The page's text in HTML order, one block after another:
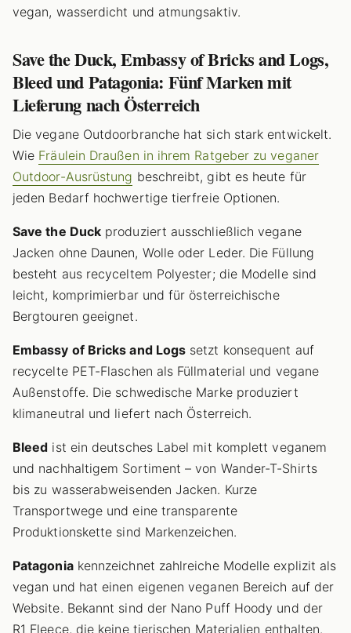
vegan, wasserdicht und atmungsaktiv.
Save the Duck, Embassy of Bricks and Logs,
Bleed und Patagonia: Fünf Marken mit
Lieferung nach Österreich
Die vegane Outdoorbranche hat sich stark entwickelt.
Wie Fräulein Draußen in ihrem Ratgeber zu veganer
Outdoor-Ausrüstung beschreibt, gibt es heute für
jeden Bedarf hochwertige tierfreie Optionen.
Save the Duck produziert ausschließlich vegane
Jacken ohne Daunen, Wolle oder Leder. Die Füllung
besteht aus recyceltem Polyester; die Modelle sind
leicht, komprimierbar und für österreichische
Bergtouren geeignet.
Embassy of Bricks and Logs setzt konsequent auf
recycelte PET-Flaschen als Füllmaterial und vegane
Außenstoffe. Die schwedische Marke produziert
klimaneutral und liefert nach Österreich.
Bleed ist ein deutsches Label mit komplett veganem
und nachhaltigem Sortiment – von Wander-T-Shirts
bis zu wasserabweisenden Jacken. Kurze
Transportwege und eine transparente
Produktionskette sind Markenzeichen.
Patagoniakennzeichnet zahlreiche Modelle explizit als
vegan und hat einen eigenen veganen Bereich auf der
Website. Bekannt sind der Nano Puff Hoody und der
R1 Fleece, die keine tierischen Materialien enthalten.